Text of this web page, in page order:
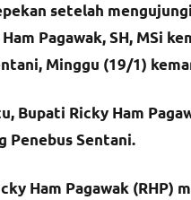
setelah
Pagawak, SH, MSi
Minggu (19/1)
Bupati Ricky Ham
Penebus Sentani.
Ham Pagawak (RHP)